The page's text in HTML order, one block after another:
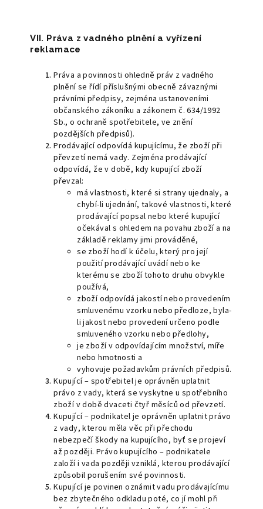
VII. Práva z vadného plnění a vyřízení
reklamace
Práva a povinnosti ohledně práv z vadného
plnění se řídí příslušnými obecně závaznými
právními předpisy, zejména ustanoveními
občanského zákoníku a zákonem č. 634/1992
Sb., o ochraně spotřebitele, ve znění
pozdějších předpisů).
Prodávající odpovídá kupujícímu, že zboží při
převzetí nemá vady. Zejména prodávající
odpovídá, že v době, kdy kupující zboží
převzal:
má vlastnosti, které si strany ujednaly, a
chybí-li ujednání, takové vlastnosti, které
prodávající popsal nebo které kupující
očekával s ohledem na povahu zboží a na
základě reklamy jimi prováděné,
se zboží hodí k účelu, který pro její
použití prodávající uvádí nebo ke
kterému se zboží tohoto druhu obvykle
používá,
zboží odpovídá jakostí nebo provedením
smluvenému vzorku nebo předloze, byla-
li jakost nebo provedení určeno podle
smluveného vzorku nebo předlohy,
je zboží v odpovídajícím množství, míře
nebo hmotnosti a
vyhovuje požadavkům právních předpisů.
Kupující – spotřebitel je oprávněn uplatnit
právo z vady, která se vyskytne u spotřebního
zboží v době dvaceti čtyř měsíců od převzetí.
Kupující – podnikatel je oprávněn uplatnit právo
z vady, kterou měla věc při přechodu
nebezpečí škody na kupujícího, byť se projeví
až později. Právo kupujícího – podnikatele
založí i vada později vzniklá, kterou prodávající
způsobil porušením své povinnosti.
Kupující je povinen oznámit vadu prodávajícímu
bez zbytečného odkladu poté, co jí mohl při